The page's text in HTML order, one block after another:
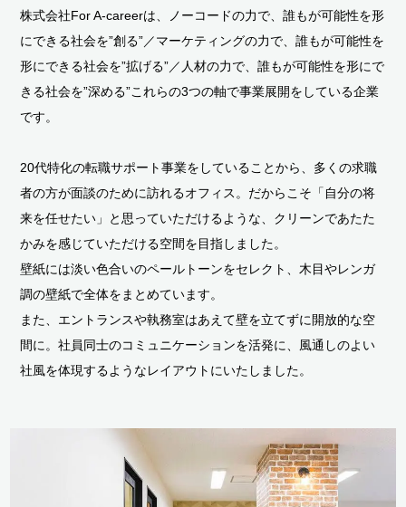
株式会社For A-careerは、ノーコードの力で、誰もが可能性を形
にできる社会を”創る”／マーケティングの力で、誰もが可能性を
形にできる社会を”拡げる”／人材の力で、誰もが可能性を形にで
きる社会を”深める”これらの3つの軸で事業展開をしている企業
です。
20代特化の転職サポート事業をしていることから、多くの求職
者の方が面談のために訪れるオフィス。だからこそ「自分の将
来を任せたい」と思っていただけるような、クリーンであたた
かみを感じていただける空間を目指しました。
壁紙には淡い色合いのペールトーンをセレクト、木目やレンガ
調の壁紙で全体をまとめています。
また、エントランスや執務室はあえて壁を立てずに開放的な空
間に。社員同士のコミュニケーションを活発に、風通しのよい
社風を体現するようなレイアウトにいたしました。